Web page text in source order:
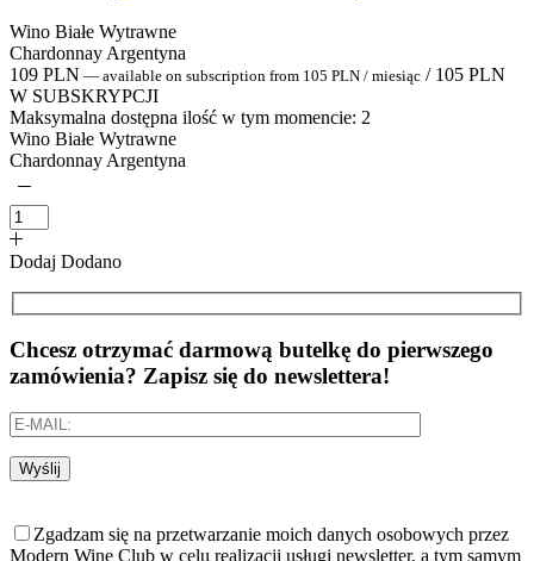
Wino Białe Wytrawne
Chardonnay Argentyna
109 PLN — available on subscription from 105 PLN / miesiąc / 105 PLN
W SUBSKRYPCJI
Maksymalna dostępna ilość w tym momencie: 2
Wino Białe Wytrawne
Chardonnay Argentyna
Dodaj Dodano
Chcesz otrzymać darmową butelkę do pierwszego
zamówienia? Zapisz się do newslettera!
Wyślij
Zgadzam się na przetwarzanie moich danych osobowych przez
Modern Wine Club w celu realizacji usługi newsletter, a tym samym